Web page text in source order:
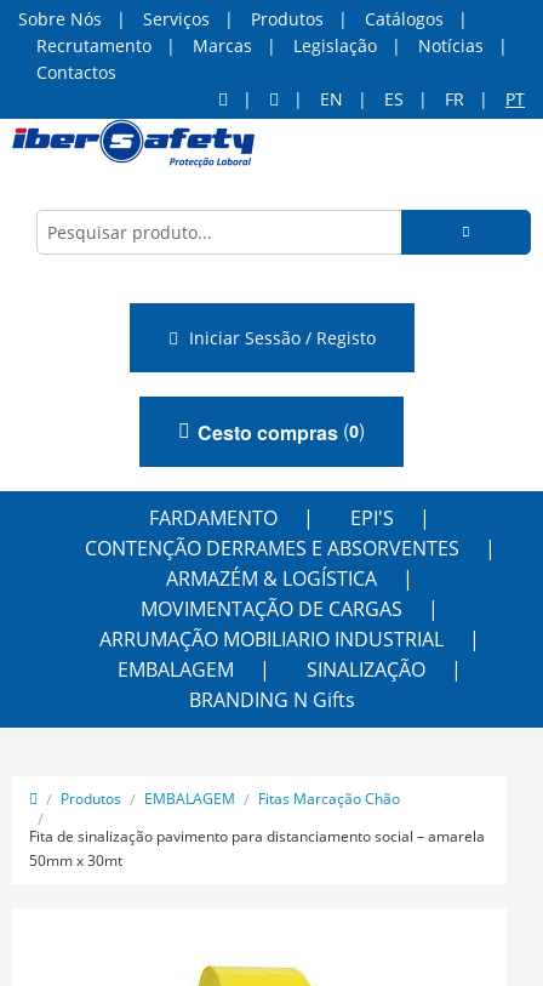
Sobre Nós Serviços Produtos
Catálogos
Recrutamento
Marcas Legislação
Notícias
Contactos
EN
ES FR PT
Iniciar Sessão / Registo
Cesto compras (0)
FARDAMENTO
EPI'S
CONTENÇÃO DERRAMES E ABSORVENTES
ARMAZÉM & LOGÍSTICA
MOVIMENTAÇÃO DE CARGAS
ARRUMAÇÃO MOBILIARIO INDUSTRIAL
EMBALAGEM
SINALIZAÇÃO
BRANDING N Gifts
Produtos EMBALAGEM
Fitas Marcação Chão
Fita de sinalização pavimento para distanciamento social – amarela
50mm x 30mt